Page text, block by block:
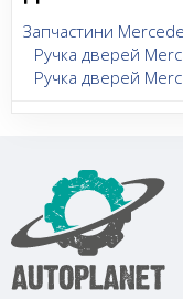
Запчастини
Ручка дверей
Ручка дверей